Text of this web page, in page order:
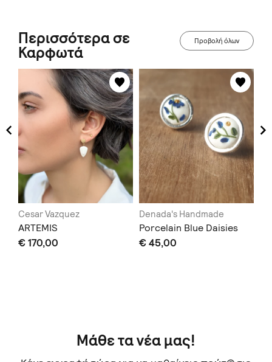
Περισσότερα σε
Καρφωτά
Προβολή όλων
Cesar Vazquez
ARTEMIS
€ 170,00
Denada's Handmade
Porcelain Blue Daisies
€ 45,00
Μάθε τα νέα μας!